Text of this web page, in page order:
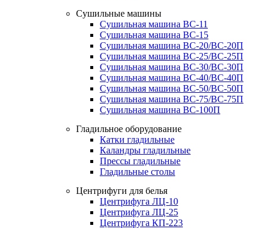
Сушильные машины
Сушильная машина ВС-11
Сушильная машина ВС-15
Сушильная машина ВС-20/ВС-20П
Сушильная машина ВС-25/ВС-25П
Сушильная машина ВС-30/ВС-30П
Сушильная машина ВС-40/ВС-40П
Сушильная машина ВС-50/ВС-50П
Сушильная машина ВС-75/ВС-75П
Сушильная машина ВС-100П
Гладильное оборудование
Катки гладильные
Каландры гладильные
Прессы гладильные
Гладильные столы
Центрифуги для белья
Центрифуга ЛЦ-10
Центрифуга ЛЦ-25
Центрифуга КП-223